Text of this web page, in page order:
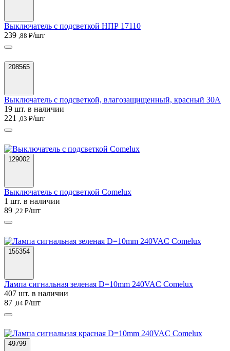
Выключатель с подсветкой НПР 17110
239 ,88 ₽/шт
208565
Выключатель с подсветкой, влагозащищенный, красный 30А
19 шт. в наличии
221
,03 ₽/шт
129002
Выключатель с подсветкой Comelux
1 шт. в наличии
89 ,22 ₽/шт
155354
Лампа сигнальная зеленая D=10mm 240VAC Comelux
407 шт. в наличии
87 ,04 ₽/шт
49799